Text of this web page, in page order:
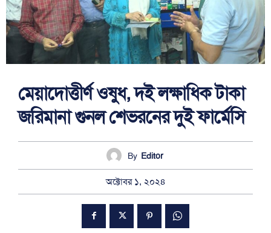
মেয়াদোত্তীর্ণ ওষুধ, দই লক্ষাধিক টাকা
জরিমানা গুনল শেভরনের দুই ফার্মেসি
By Editor
অক্টোবর ১, ২০২৪